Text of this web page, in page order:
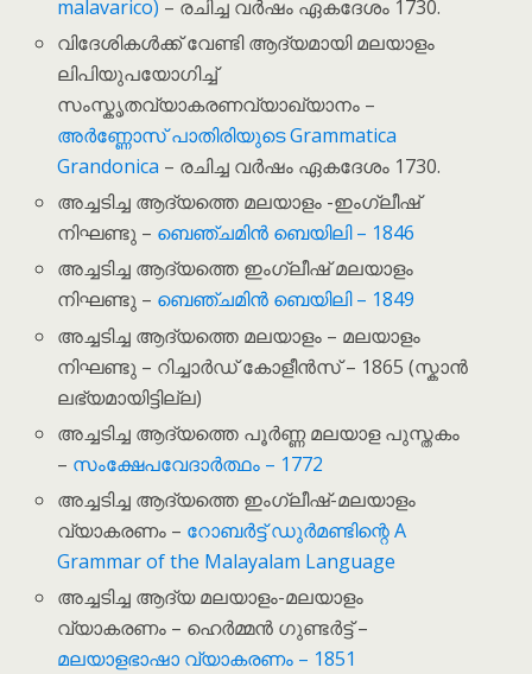
malavarico) – രചിച്ച വർഷം ഏകദേശം 1730.
വിദേശികൾക്ക് വേണ്ടി ആദ്യമായി മലയാളം
ലിപിയുപയോഗിച്ച്
സംസ്കൃതവ്യാകരണവ്യാഖ്യാനം –
അർണ്ണോസ് പാതിരിയുടെ Grammatica
Grandonica – രചിച്ച വർഷം ഏകദേശം 1730.
അച്ചടിച്ച ആദ്യത്തെ മലയാളം -ഇംഗ്ലീഷ്
നിഘണ്ടു – ബെഞ്ചമിൻ ബെയിലി – 1846
അച്ചടിച്ച ആദ്യത്തെ ഇംഗ്ലീഷ് മലയാളം
നിഘണ്ടു – ബെഞ്ചമിൻ ബെയിലി – 1849
അച്ചടിച്ച ആദ്യത്തെ മലയാളം – മലയാളം
നിഘണ്ടു – റിച്ചാർഡ് കോളീൻസ് – 1865 (സ്കാൻ
ലഭ്യമായിട്ടില്ല)
അച്ചടിച്ച ആദ്യത്തെ പൂർണ്ണ മലയാള പുസ്തകം
– സംക്ഷേപവേദാർത്ഥം – 1772
അച്ചടിച്ച ആദ്യത്തെ ഇംഗ്ലീഷ്-മലയാളം
വ്യാകരണം – റോബർട്ട് ഡുർമണ്ടിന്റെ A
Grammar of the Malayalam Language
അച്ചടിച്ച ആദ്യ മലയാളം-മലയാളം
വ്യാകരണം – ഹെർമ്മൻ ഗുണ്ടർട്ട് –
മലയാളഭാഷാ വ്യാകരണം – 1851